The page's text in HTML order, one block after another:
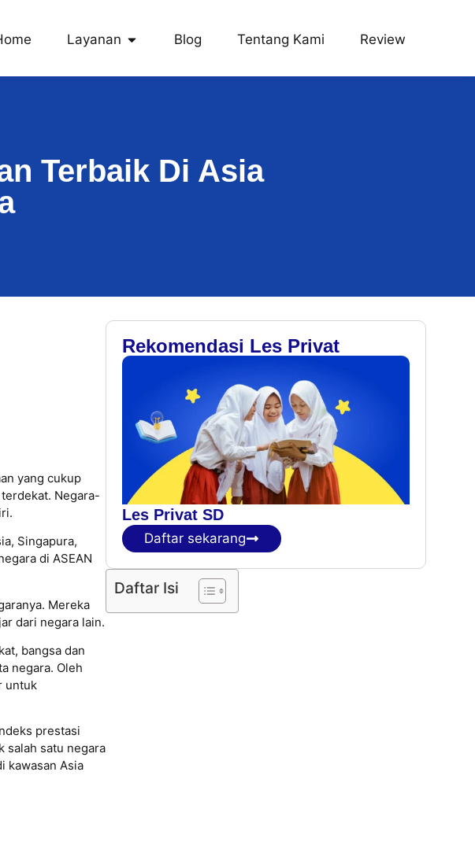
Layanan Blog Tentang Kami Review
Terbaik Di Asia
yang cukup
Negara-
Singapura,
di ASEAN
Mereka
dari negara lain.
bangsa dan
negara. Oleh
untuk
prestasi
salah satu negara
kawasan Asia
Rekomendasi Les Privat
Les Privat SD
Daftar sekarang
Daftar Isi